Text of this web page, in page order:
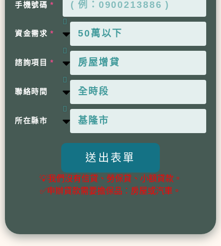
手機號碼
資金需求
諮詢項目
聯絡時間
所在縣市
送出表單
💡我們沒有信貸、勞保貸、小額貸款。
✅申辦貸款需要擔保品：房屋或汽車。